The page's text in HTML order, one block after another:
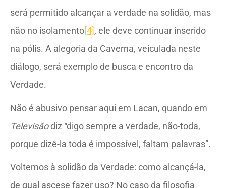
será permitido alcançar a verdade na solidão, mas
não no isolamento[4], ele deve continuar inserido
na pólis. A alegoria da Caverna, veiculada neste
diálogo, será exemplo de busca e encontro da
Verdade.
Não é abusivo pensar aqui em Lacan, quando em
Televisãodiz “digo sempre a verdade, não-toda,
porque dizê-la toda é impossível, faltam palavras”.
Voltemos à solidão da Verdade: como alcançá-la,
de qual ascese fazer uso? No caso da filosofia